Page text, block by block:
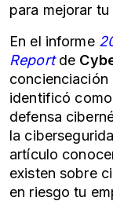
para mejorar
En el informe
Report de
concienciación
identificó
defensa
la
artículo
existen sobre
en riesgo tu